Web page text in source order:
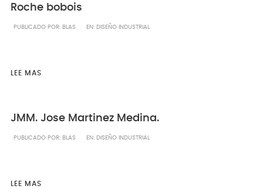
Roche bobois
PUBLICADO POR: BLAS EN: DISEÑO INDUSTRIAL
LEE MAS
JMM. Jose Martinez Medina.
PUBLICADO POR: BLAS EN: DISEÑO INDUSTRIAL
LEE MAS